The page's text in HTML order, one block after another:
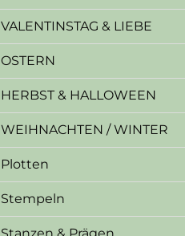
VALENTINSTAG & LIEBE
OSTERN
HERBST & HALLOWEEN
WEIHNACHTEN / WINTER
Plotten
Stempeln